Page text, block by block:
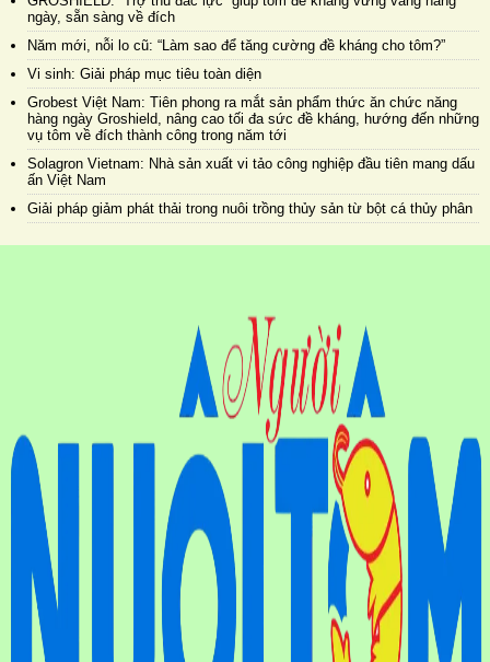
ngày, sẵn sàng về đích
Năm mới, nỗi lo cũ: “Làm sao để tăng cường đề kháng cho tôm?”
Vi sinh: Giải pháp mục tiêu toàn diện
Grobest Việt Nam: Tiên phong ra mắt sản phẩm thức ăn chức năng
hàng ngày Groshield, nâng cao tối đa sức đề kháng, hướng đến những
vụ tôm về đích thành công trong năm tới
Solagron Vietnam: Nhà sản xuất vi tảo công nghiệp đầu tiên mang dấu
ấn Việt Nam
Giải pháp giảm phát thải trong nuôi trồng thủy sản từ bột cá thủy phân